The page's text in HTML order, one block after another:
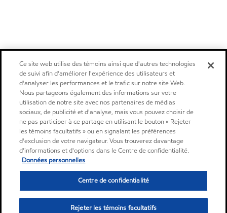
Ce site web utilise des témoins ainsi que d'autres technologies
de suivi afin d'améliorer l'expérience des utilisateurs et
d'analyser les performances et le trafic sur notre site Web.
Nous partageons également des informations sur votre
utilisation de notre site avec nos partenaires de médias
sociaux, de publicité et d'analyse, mais vous pouvez choisir de
ne pas participer à ce partage en utilisant le bouton « Rejeter
les témoins facultatifs » ou en signalant les préférences
d'exclusion de votre navigateur. Vous trouverez davantage
d'informations et d'options dans le Centre de confidentialité.
Données personnelles
Centre de confidentialité
Rejeter les témoins facultatifs